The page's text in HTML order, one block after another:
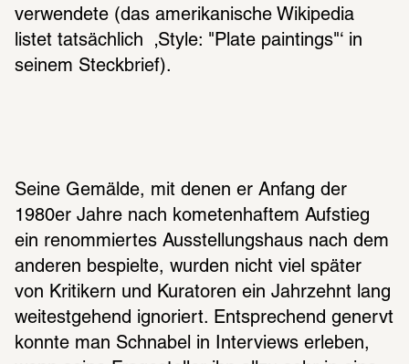
verwendete (das amerikanische Wikipedia
listet tatsächlich  ‚Style: "Plate paintings"‘ in
seinem Steckbrief).
Seine Gemälde, mit denen er Anfang der
1980er Jahre nach kometenhaftem Aufstieg
ein renommiertes Ausstellungshaus nach dem
anderen bespielte, wurden nicht viel später
von Kritikern und Kuratoren ein Jahrzehnt lang
weitestgehend ignoriert. Entsprechend genervt
konnte man Schnabel in Interviews erleben,